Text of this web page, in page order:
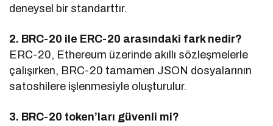
deneysel bir standarttır.
2. BRC-20 ile ERC-20 arasındaki fark nedir?
ERC-20, Ethereum üzerinde akıllı sözleşmelerle
çalışırken, BRC-20 tamamen JSON dosyalarının
satoshilere işlenmesiyle oluşturulur.
3. BRC-20 token’ları güvenli mi?